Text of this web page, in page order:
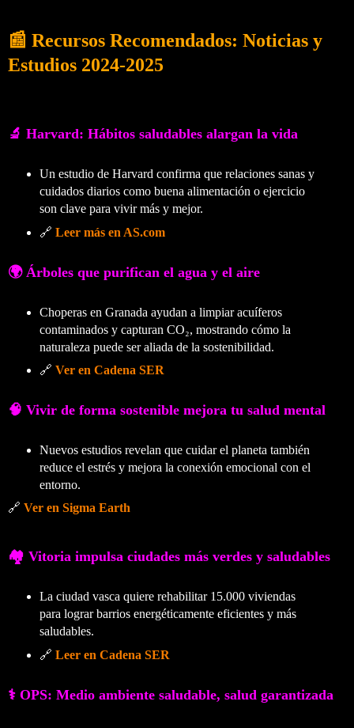
📰 Recursos Recomendados: Noticias y
Estudios 2024-2025
🔬 Harvard: Hábitos saludables alargan la vida
Un estudio de Harvard confirma que relaciones sanas y
cuidados diarios como buena alimentación o ejercicio
son clave para vivir más y mejor.
🔗 Leer más en AS.com
🌍 Árboles que purifican el agua y el aire
Choperas en Granada ayudan a limpiar acuíferos
contaminados y capturan CO₂, mostrando cómo la
naturaleza puede ser aliada de la sostenibilidad.
🔗 Ver en Cadena SER
🧠 Vivir de forma sostenible mejora tu salud mental
Nuevos estudios revelan que cuidar el planeta también
reduce el estrés y mejora la conexión emocional con el
entorno.
🔗 Ver en Sigma Earth
🏘️ Vitoria impulsa ciudades más verdes y saludables
La ciudad vasca quiere rehabilitar 15.000 viviendas
para lograr barrios energéticamente eficientes y más
saludables.
🔗 Leer en Cadena SER
⚕️ OPS: Medio ambiente saludable, salud garantizada